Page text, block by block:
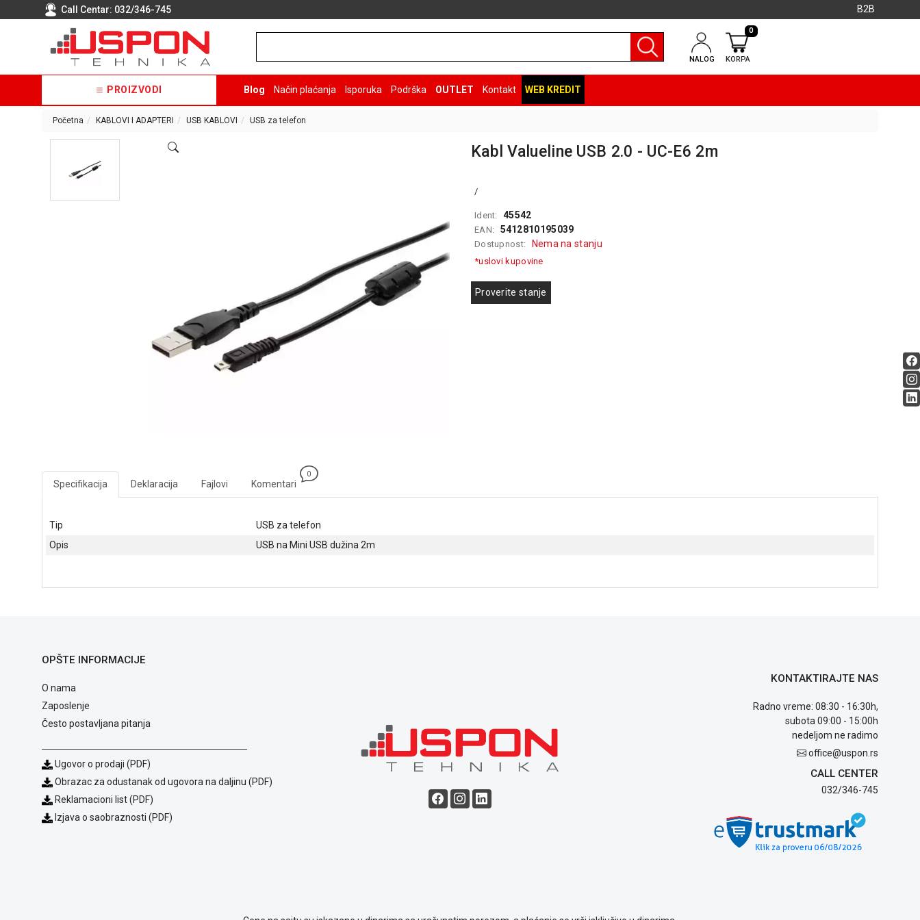
Call Centar: 032/346-745 B2B
NALOG KORPA
0
PROIZVODI Blog Način plaćanja Isporuka Podrška OUTLET Kontakt WEB KREDIT
Početna KABLOVI I ADAPTERI USB KABLOVI USB za telefon
Kabl Valueline USB 2.0 - UC-E6 2m
/
Ident: 45542
EAN: 5412810195039
Dostupnost: Nema na stanju
*uslovi kupovine
Proverite stanje
Specifikacija Deklaracija Fajlovi Komentari
0
Tip
USB za telefon
Opis
USB na Mini USB dužina 2m
OPŠTE INFORMACIJE
O nama
Zaposlenje
Često postavljana pitanja
Ugovor o prodaji (PDF)
Obrazac za odustanak od ugovora na daljinu (PDF)
Reklamacioni list (PDF)
Izjava o saobraznosti (PDF)
KONTAKTIRAJTE NAS
Radno vreme: 08:30 - 16:30h,
subota 09:00 - 15:00h
nedeljom ne radimo
office@uspon.rs
CALL CENTER
032/346-745